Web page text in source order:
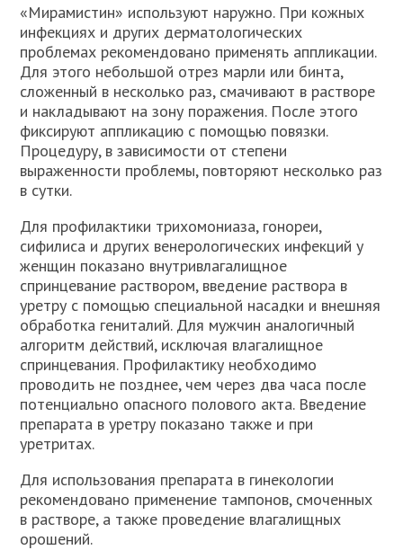
«Мирамистин» используют наружно. При кожных
инфекциях и других дерматологических
проблемах рекомендовано применять аппликации.
Для этого небольшой отрез марли или бинта,
сложенный в несколько раз, смачивают в растворе
и накладывают на зону поражения. После этого
фиксируют аппликацию с помощью повязки.
Процедуру, в зависимости от степени
выраженности проблемы, повторяют несколько раз
в сутки.
Для профилактики трихомониаза, гонореи,
сифилиса и других венерологических инфекций у
женщин показано внутривлагалищное
спринцевание раствором, введение раствора в
уретру с помощью специальной насадки и внешняя
обработка гениталий. Для мужчин аналогичный
алгоритм действий, исключая влагалищное
спринцевания. Профилактику необходимо
проводить не позднее, чем через два часа после
потенциально опасного полового акта. Введение
препарата в уретру показано также и при
уретритах.
Для использования препарата в гинекологии
рекомендовано применение тампонов, смоченных
в растворе, а также проведение влагалищных
орошений.